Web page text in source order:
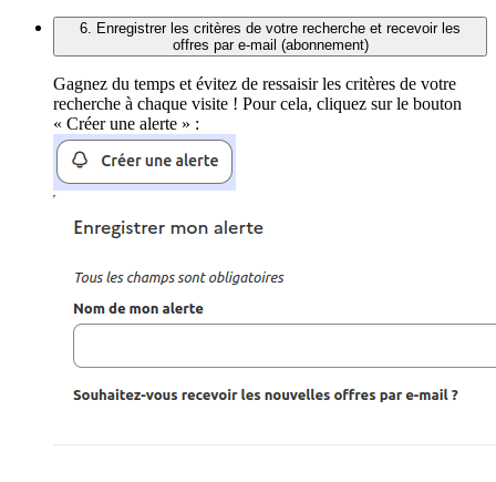
6. Enregistrer les critères de votre recherche et recevoir les
offres par e-mail (abonnement)
Gagnez du temps et évitez de ressaisir les critères de votre
recherche à chaque visite ! Pour cela, cliquez sur le bouton
« Créer une alerte » :